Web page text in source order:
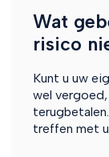
Wat
risico
Kunt u uw
wel
treffen met